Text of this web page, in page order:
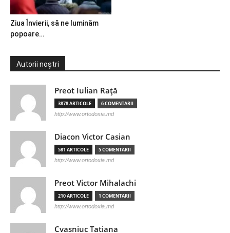
Ziua Învierii, să ne luminăm
popoare…
Autorii noștri
Preot Iulian Raţă
3878 ARTICOLE 6 COMENTARII
http://www.ortodoxia.md
Diacon Victor Casian
581 ARTICOLE 5 COMENTARII
http://www.ortodoxia.md
Preot Victor Mihalachi
210 ARTICOLE 1 COMENTARII
http://www.ortodoxia.md
Cvasniuc Tatiana